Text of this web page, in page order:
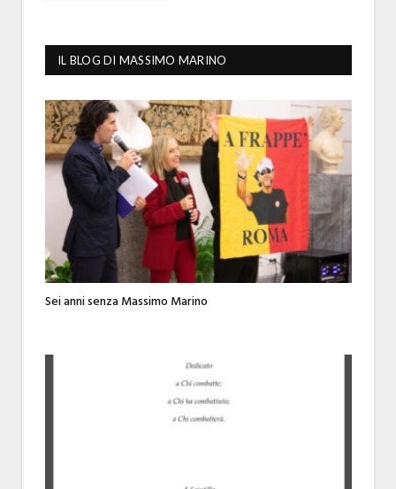
IL BLOG DI MASSIMO MARINO
Sei anni senza Massimo Marino